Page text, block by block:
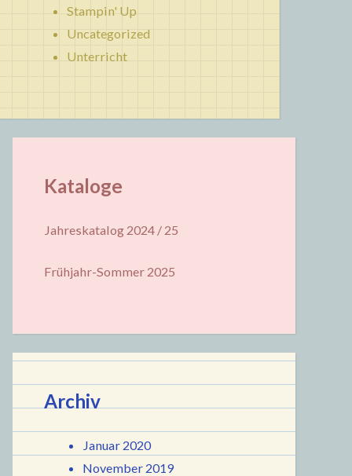
Stampin' Up
Uncategorized
Unterricht
Kataloge
Jahreskatalog 2024 / 25
Frühjahr-Sommer 2025
Archiv
Januar 2020
November 2019